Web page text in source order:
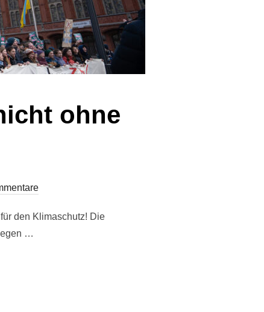
ohne
den Klimaschutz! Die
…
MAN NICHT OHNE GELD!“